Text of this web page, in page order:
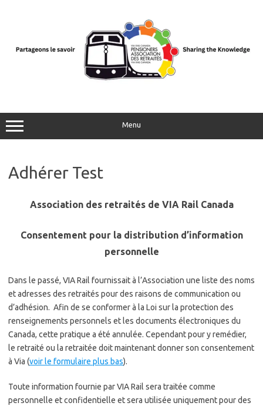
Menu
Adhérer Test
Association des retraités de VIA Rail Canada
Consentement pour la distribution d’information
personnelle
Dans le passé, VIA Rail fournissait à l’Association une liste des noms
et adresses des retraités pour des raisons de communication ou
d’adhésion. Afin de se conformer à la Loi sur la protection des
renseignements personnels et les documents électroniques du
Canada, cette pratique a été annulée. Cependant pour y remédier,
le retraité ou la retraitée doit maintenant donner son consentement
à Via (voir le formulaire plus bas).
Toute information fournie par VIA Rail sera traitée comme
personnelle et confidentielle et sera utilisée uniquement pour des